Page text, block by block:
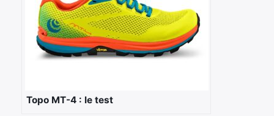
Topo MT-4 : le test